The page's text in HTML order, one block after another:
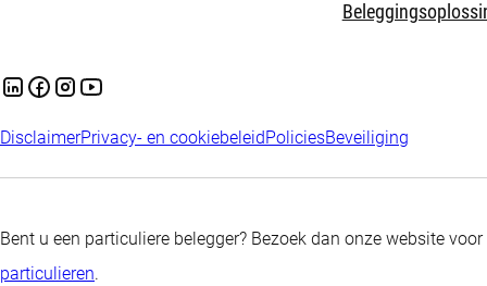
DisclaimerPrivacy- en cookiebeleid PoliciesBeveiliging
Bent u een particuliere belegger? Bezoek dan onze website voor
particulieren.